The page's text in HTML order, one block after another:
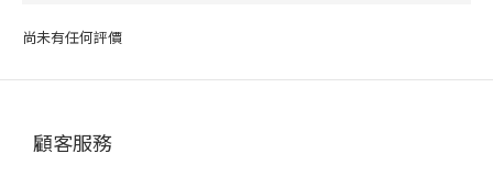
尚未有任何評價
顧客服務